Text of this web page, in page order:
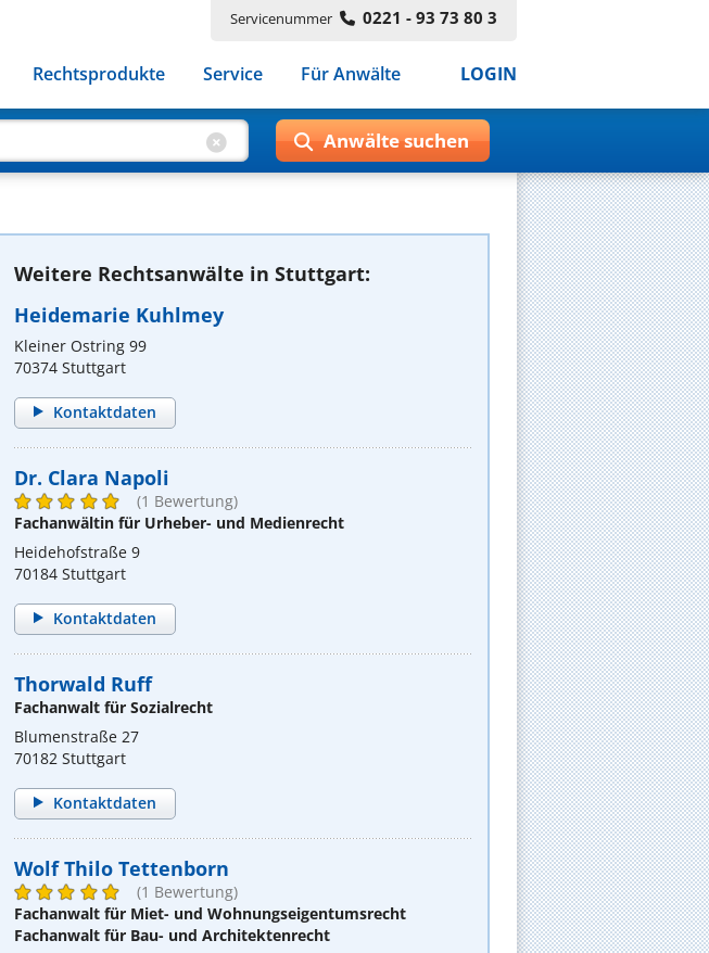
Servicenummer 0221 - 93 73 80 3
Rechtsprodukte Service Für Anwälte LOGIN
Weitere Rechtsanwälte in Stuttgart:
Heidemarie Kuhlmey
Kleiner Ostring 99
70374 Stuttgart
Kontaktdaten
Dr. Clara Napoli
(1 Bewertung)
Fachanwältin für Urheber- und Medienrecht
Heidehofstraße 9
70184 Stuttgart
Kontaktdaten
Thorwald Ruff
Fachanwalt für Sozialrecht
Blumenstraße 27
70182 Stuttgart
Kontaktdaten
Wolf Thilo Tettenborn
(1 Bewertung)
Fachanwalt für Miet- und Wohnungseigentumsrecht
Fachanwalt für Bau- und Architektenrecht